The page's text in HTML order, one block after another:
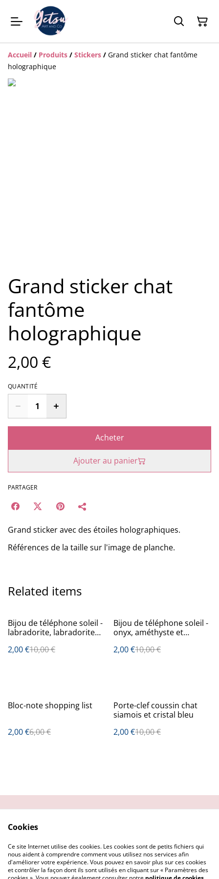
Accueil / Produits / Stickers / Grand sticker chat fantôme
holographique
Grand sticker chat
fantôme
holographique
2,00 €
QUANTITÉ
Acheter
Ajouter au panier
PARTAGER
Grand sticker avec des étoiles holographiques.
Références de la taille sur l'image de planche.
Related items
%
Bijou de téléphone soleil -
labradorite, labradorite
2,00 €10,00 €
%
Bijou de téléphone soleil -
onyx, améthyste et
2,00 €10,00 €
%
Bloc-note shopping list
2,00 €6,00 €
%
Porte-clef coussin chat
siamois et cristal bleu
2,00 €10,00 €
Confidentialité
Demander un retour
Cookies
Cookies
Ce site Internet utilise des cookies. Les cookies sont de petits fichiers qui
nous aident à comprendre comment vous utilisez nos services afin
d'améliorer votre expérience. Vous pouvez en savoir plus sur ces cookies
et contrôler la façon dont ils sont utilisés en cliquant sur « Paramètres des